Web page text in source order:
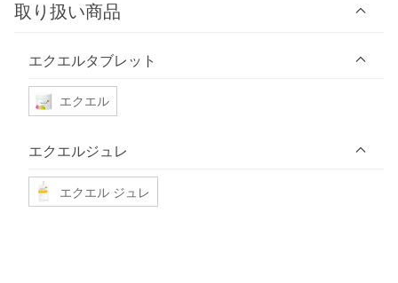
取り扱い商品
エクエルタブレット
エクエル
エクエルジュレ
エクエル ジュレ